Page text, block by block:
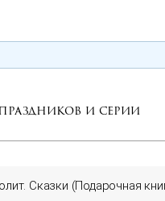
и серии
Сказки (Подарочная